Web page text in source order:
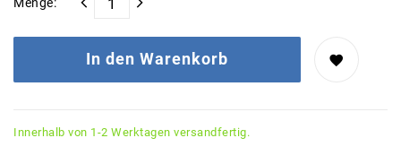
Menge:
In den Warenkorb
Innerhalb von 1-2 Werktagen versandfertig.